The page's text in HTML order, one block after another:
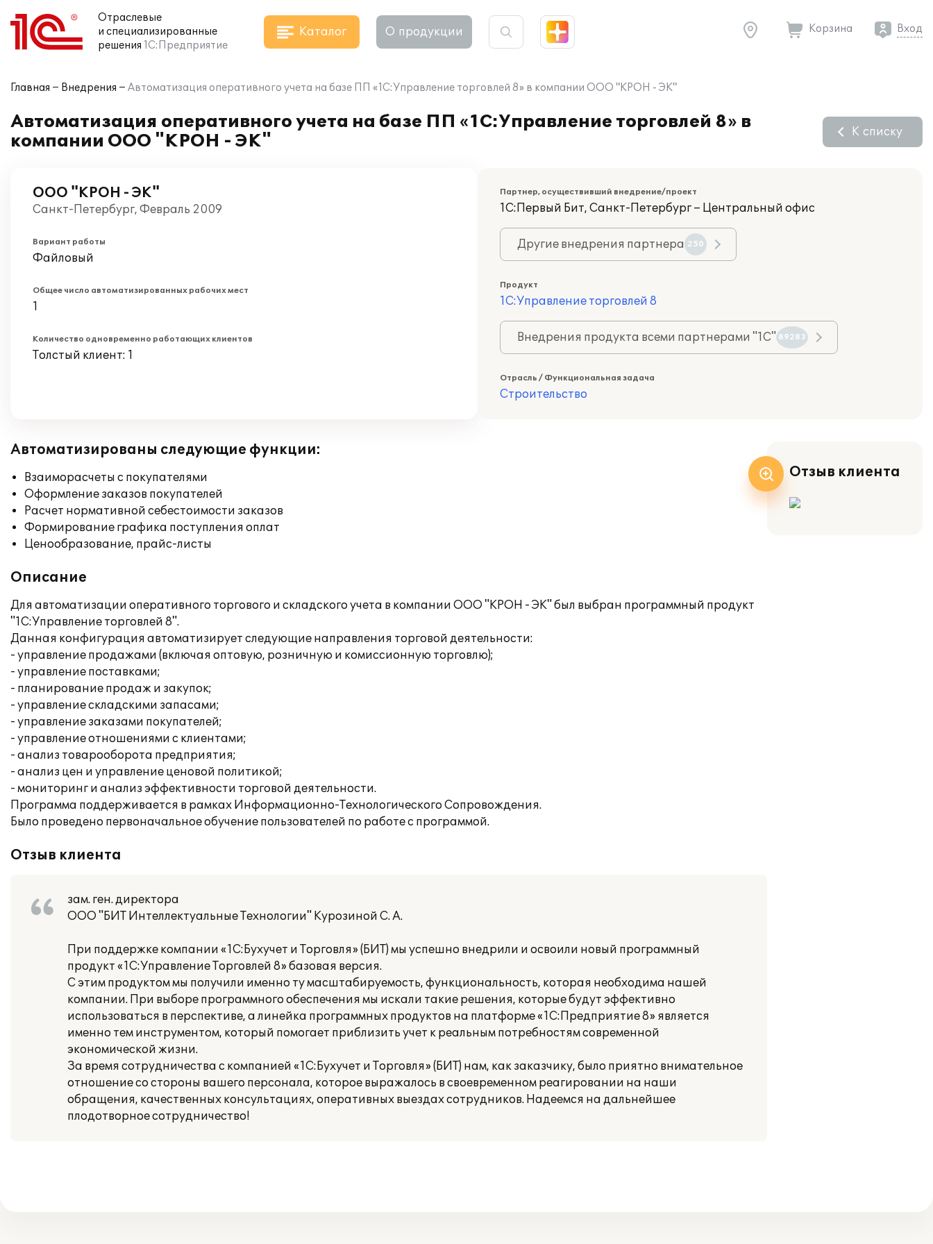
Отраслевые
и специализированные
решения 1С:Предприятие
Каталог О продукции Корзина Вход
Главная Внедрения Автоматизация оперативного учета на базе ПП «1С:Управление торговлей 8» в компании ООО "КРОН - ЭК"
Автоматизация оперативного учета на базе ПП «1С:Управление торговлей 8» в
компании ООО "КРОН - ЭК"
К списку
ООО "КРОН - ЭК"
Санкт-Петербург, Февраль 2009
Вариант работы
Файловый
Общее число автоматизированных рабочих мест
1
Количество одновременно работающих клиентов
Толстый клиент: 1
Партнер, осуществивший внедрение/проект
1С:Первый Бит, Санкт-Петербург – Центральный офис
Другие внедрения партнера 250
Продукт
1С:Управление торговлей 8
Внедрения продукта всеми партнерами "1С" 89283
Отрасль / Функциональная задача
Строительство
Автоматизированы следующие функции:
Взаиморасчеты с покупателями
Оформление заказов покупателей
Расчет нормативной себестоимости заказов
Формирование графика поступления оплат
Ценообразование, прайс-листы
Описание
Для автоматизации оперативного торгового и складского учета в компании ООО "КРОН - ЭК" был выбран программный продукт
"1С:Управление торговлей 8".
Данная конфигурация автоматизирует следующие направления торговой деятельности:
- управление продажами (включая оптовую, розничную и комиссионную торговлю);
- управление поставками;
- планирование продаж и закупок;
- управление складскими запасами;
- управление заказами покупателей;
- управление отношениями с клиентами;
- анализ товарооборота предприятия;
- анализ цен и управление ценовой политикой;
- мониторинг и анализ эффективности торговой деятельности.
Программа поддерживается в рамках Информационно-Технологического Сопровождения.
Было проведено первоначальное обучение пользователей по работе с программой.
Отзыв клиента
зам. ген. директора
ООО "БИТ Интеллектуальные Технологии" Курозиной С. А.
При поддержке компании «1С:Бухучет и Торговля» (БИТ) мы успешно внедрили и освоили новый программный
продукт «1С:Управление Торговлей 8» базовая версия.
С этим продуктом мы получили именно ту масштабируемость, функциональность, которая необходима нашей
компании. При выборе программного обеспечения мы искали такие решения, которые будут эффективно
использоваться в перспективе, а линейка программных продуктов на платформе «1С:Предприятие 8» является
именно тем инструментом, который помогает приблизить учет к реальным потребностям современной
экономической жизни.
За время сотрудничества с компанией «1С:Бухучет и Торговля» (БИТ) нам, как заказчику, было приятно внимательное
отношение со стороны вашего персонала, которое выражалось в своевременном реагировании на наши
обращения, качественных консультациях, оперативных выездах сотрудников. Надеемся на дальнейшее
плодотворное сотрудничество!
Отзыв клиента